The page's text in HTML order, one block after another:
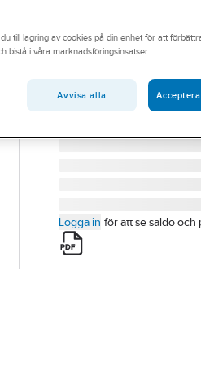
A-COLLECTION
Handtag
HANDTAG SOLUTION
Artikelnummer:
8917087
22497-A
Logga in för att se saldo och
till lagring av cookies på din enhet för att
bistå i våra marknadsföringsinsatser.
Avvisa alla